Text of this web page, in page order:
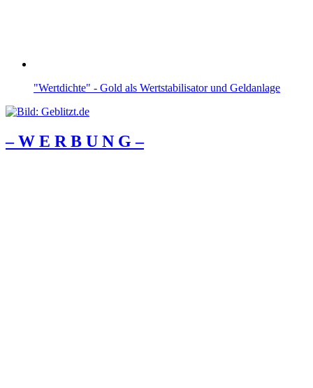
"Wertdichte" - Gold als Wertstabilisator und Geldanlage
– W Ε R Β U Ν G –